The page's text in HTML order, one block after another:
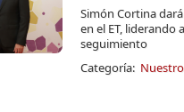
Simón Cortina
en el ET,
seguimiento
Categoría: